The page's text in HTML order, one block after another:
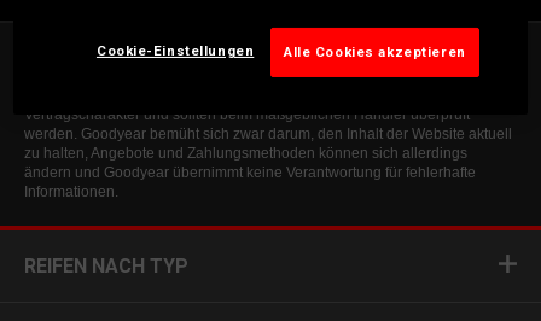
Die Informationen auf dieser Website sind allgemeiner Natur und dienen
ausschließlich zur Orientierung. Die angegebenen Informationen sind nicht
Vertragscharakter und sollten beim maßgeblichen Händler überprüft
werden. Goodyear bemüht sich zwar darum, den Inhalt der Website aktuell
zu halten, Angebote und Zahlungsmethoden können sich allerdings
ändern und Goodyear übernimmt keine Verantwortung für fehlerhafte
Informationen.
REIFEN NACH TYP
Cookie-Einstellungen Alle Cookies akzeptieren